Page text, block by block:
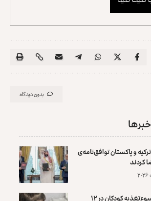
بدون دیدگاه
و پاکستان توافق‌نامه‌ی
کردند
برنامه جهانی غذا: سوءتغذیه کودکان در ۱۲